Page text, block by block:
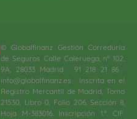
© Globalfinanz Gestión Correduría
de Seguros. Calle Caleruega, nº 102,
9A, 28033 Madrid · 91 218 21 86 ·
info@globalfinanz.es · Inscrita en el
Registro Mercantil de Madrid, Tomo
21530, Libro 0, Folio 206, Sección 8,
Hoja M-383016. Inscripción 1.ª. CIF.